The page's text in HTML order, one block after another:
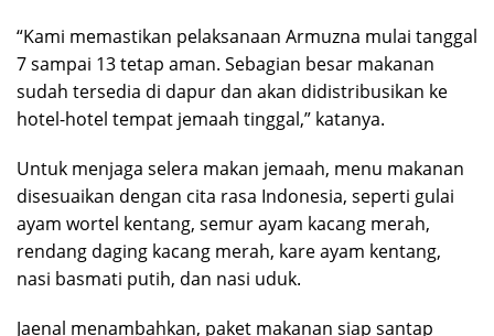
“Kami memastikan pelaksanaan Armuzna mulai tanggal
7 sampai 13 tetap aman. Sebagian besar makanan
sudah tersedia di dapur dan akan didistribusikan ke
hotel-hotel tempat jemaah tinggal,” katanya.
Untuk menjaga selera makan jemaah, menu makanan
disesuaikan dengan cita rasa Indonesia, seperti gulai
ayam wortel kentang, semur ayam kacang merah,
rendang daging kacang merah, kare ayam kentang,
nasi basmati putih, dan nasi uduk.
Jaenal menambahkan, paket makanan siap santap